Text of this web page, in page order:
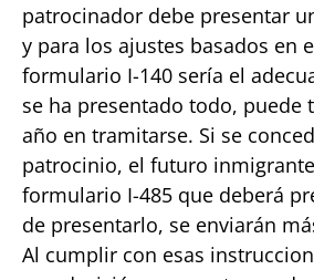
patrocinador debe presentar
y para los ajustes basados en
formulario I-140 sería el
se ha presentado todo, puede
año en tramitarse. Si se
patrocinio, el futuro
formulario I-485 que deberá
de presentarlo, se enviarán
Al cumplir con esas